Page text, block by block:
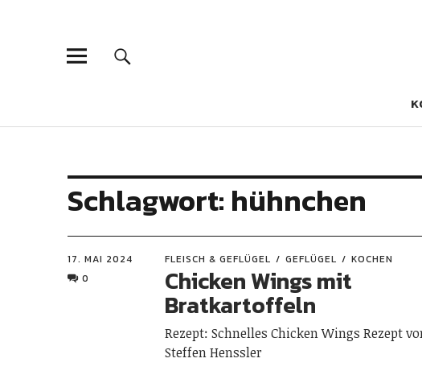
Schlagwort: hühnchen
17. MAI 2024
0
FLEISCH & GEFLÜGEL GEFLÜGEL KOCHEN
Chicken Wings mit
Bratkartoffeln
Rezept: Schnelles Chicken Wings Rezept
Steffen Henssler